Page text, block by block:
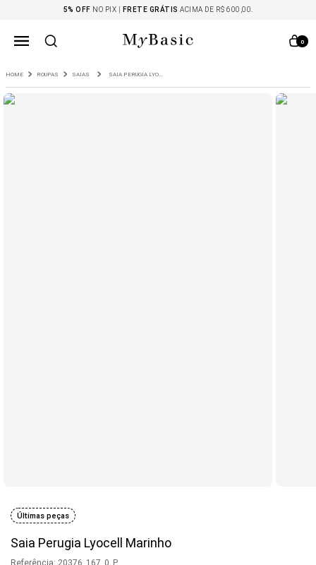
5% OFF NO PIX | FRETE GRÁTIS ACIMA DE R$ 600,00.
0
ROUPAS SAIAS SAIA PERUGIA LYOCELL MARINHO
Últimas peças
Saia Perugia Lyocell Marinho
Referência: 20376_167_0_P